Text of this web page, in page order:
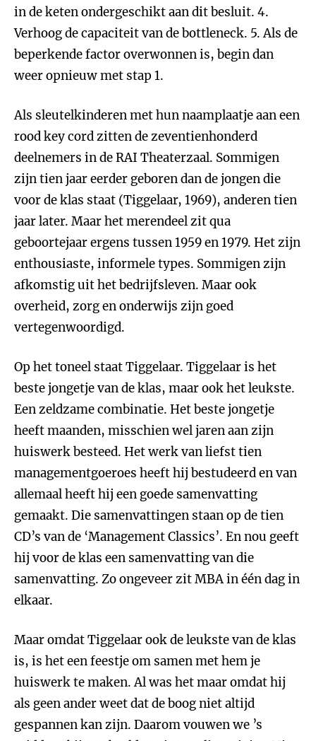
in de keten ondergeschikt aan dit besluit. 4.
Verhoog de capaciteit van de bottleneck. 5. Als de
beperkende factor overwonnen is, begin dan
weer opnieuw met stap 1.
Als sleutelkinderen met hun naamplaatje aan een
rood key cord zitten de zeventienhonderd
deelnemers in de RAI Theaterzaal. Sommigen
zijn tien jaar eerder geboren dan de jongen die
voor de klas staat (Tiggelaar, 1969), anderen tien
jaar later. Maar het merendeel zit qua
geboortejaar ergens tussen 1959 en 1979. Het zijn
enthousiaste, informele types. Sommigen zijn
afkomstig uit het bedrijfsleven. Maar ook
overheid, zorg en onderwijs zijn goed
vertegenwoordigd.
Op het toneel staat Tiggelaar. Tiggelaar is het
beste jongetje van de klas, maar ook het leukste.
Een zeldzame combinatie. Het beste jongetje
heeft maanden, misschien wel jaren aan zijn
huiswerk besteed. Het werk van liefst tien
managementgoeroes heeft hij bestudeerd en van
allemaal heeft hij een goede samenvatting
gemaakt. Die samenvattingen staan op de tien
CD’s van de ‘Management Classics’. En nou geeft
hij voor de klas een samenvatting van die
samenvatting. Zo ongeveer zit MBA in één dag in
elkaar.
Maar omdat Tiggelaar ook de leukste van de klas
is, is het een feestje om samen met hem je
huiswerk te maken. Al was het maar omdat hij
als geen ander weet dat de boog niet altijd
gespannen kan zijn. Daarom vouwen we ’s